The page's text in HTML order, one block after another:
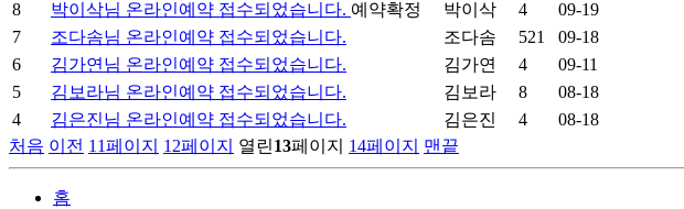
8
박이삭님 온라인예약 접수되었습니다. 예약확정 박이삭 4
09-19
7
조다솜님 온라인예약 접수되었습니다. 조다솜 521
09-18
6
김가연 님 온라인예약 접수되었습니다. 김가연 4
09-11
5
김보라님 온라인예약 접수되었습니다. 김보라 8
08-18
4
김은진님 온라인예약 접수되었습니다. 김은진 4
08-18
처음 이전 11페이지 12페이지 열린13페이지 14페이지 맨끝
홈